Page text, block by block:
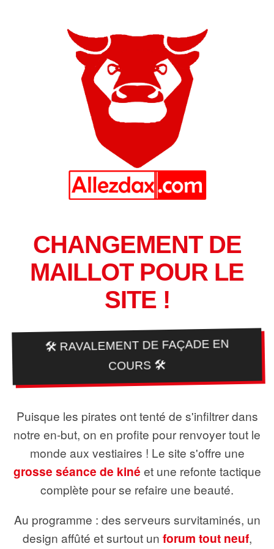
CHANGEMENT DE
MAILLOT POUR LE
SITE !
🛠️ RAVALEMENT DE FAÇADE EN
COURS 🛠️
Puisque les pirates ont tenté de s'infiltrer dans
notre en-but, on en profite pour renvoyer tout le
monde aux vestiaires ! Le site s'offre une
grosse séance de kiné et une refonte tactique
complète pour se refaire une beauté.
Au programme : des serveurs survitaminés, un
design affûté et surtout un forum tout neuf,